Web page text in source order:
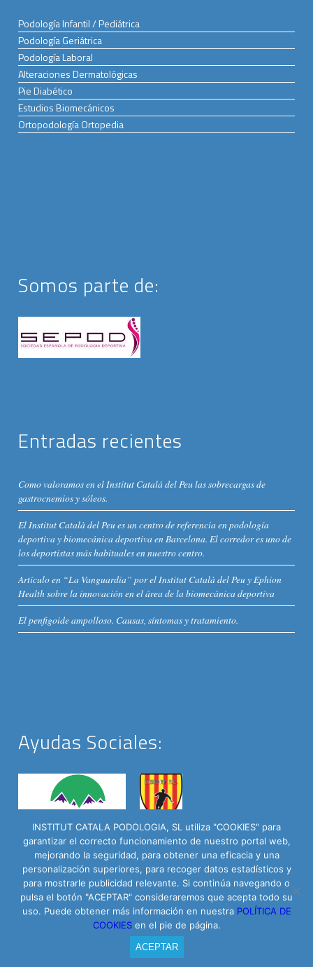
Podología Infantil / Pediátrica
Podología Geriátrica
Podología Laboral
Alteraciones Dermatológicas
Pie Diabético
Estudios Biomecánicos
Ortopodología Ortopedia
Somos parte de:
Entradas recientes
Como valoramos en el Institut Catalá del Peu las sobrecargas de
gastrocnemios y sóleos.
El Institut Català del Peu es un centro de referencia en podología
deportiva y biomecánica deportiva en Barcelona. El corredor es uno de
los deportistas más habituales en nuestro centro.
Artículo en “La Vanguardia” por el Institut Català del Peu y Ephion
Health sobre la innovación en el área de la biomecánica deportiva
El penfigoide ampolloso. Causas, síntomas y tratamiento.
Ayudas Sociales:
Institut Català del Peu © 2016 - C/ Roselló 335 Baixos | Powered by
Arrova.cat
Política de privacidad
INSTITUT CATALA PODOLOGIA, SL utiliza "COOKIES" para
garantizar el correcto funcionamiento de nuestro portal web,
mejorando la seguridad, para obtener una eficacia y una
personalización superiores, para recoger datos estadísticos y
para mostrarle publicidad relevante. Si continúa navegando o
pulsa el botón "ACEPTAR" consideraremos que acepta todo su
uso. Puede obtener más información en nuestra POLÍTICA DE
COOKIES en el pie de página.
ACEPTAR